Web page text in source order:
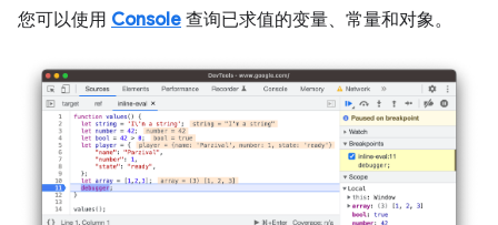
您可以使用 Console 查询已求值的变量、常量和对象。